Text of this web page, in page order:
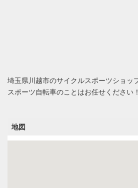
埼玉県川越市のサイクルスポーツショッ
スポーツ自転車のことはお任せください！
地図